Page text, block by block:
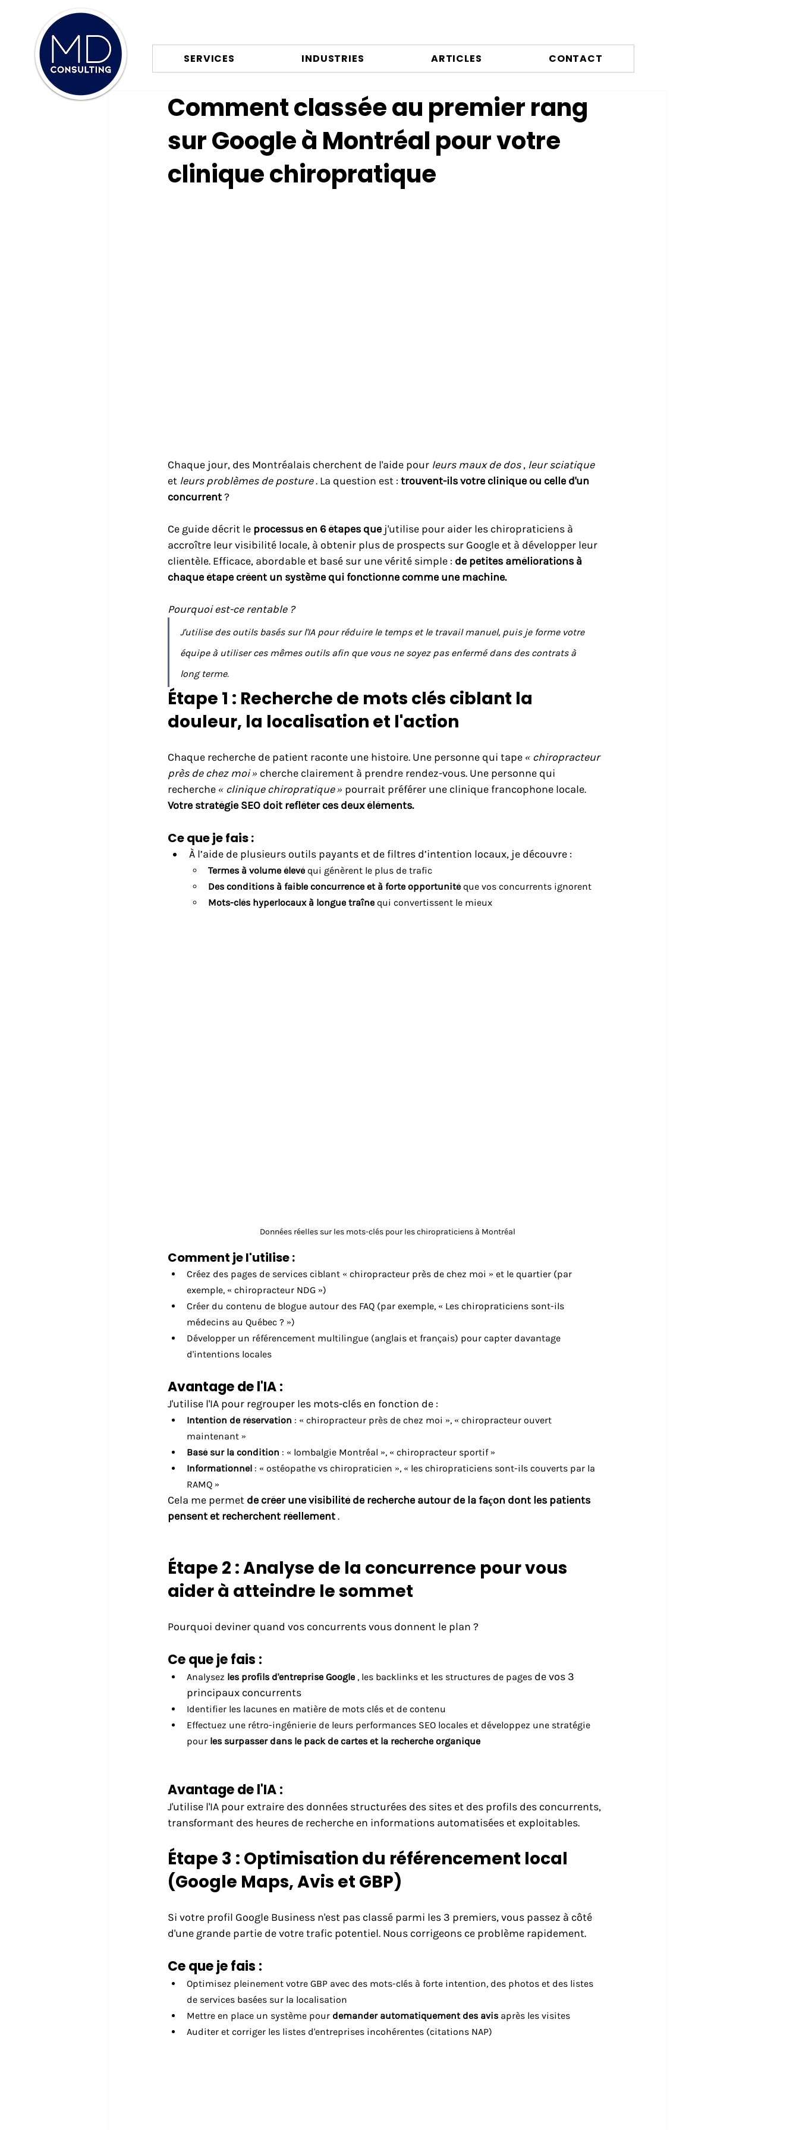
SERVICES INDUSTRIES ARTICLES CONTACT
Comment classée au premier rang
sur Google à Montréal pour votre
clinique chiropratique
Chaque jour, des Montréalais cherchent de l'aide pour leurs maux de dos , leur sciatique
et leurs problèmes de posture . La question est : trouvent-ils votre clinique ou celle d'un
concurrent ?
Ce guide décrit le processus en 6 étapes que j'utilise pour aider les chiropraticiens à
accroître leur visibilité locale, à obtenir plus de prospects sur Google et à développer leur
clientèle. Efficace, abordable et basé sur une vérité simple : de petites améliorations à
chaque étape créent un système qui fonctionne comme une machine.
Pourquoi est-ce rentable ?
J'utilise des outils basés sur l'IA pour réduire le temps et le travail manuel, puis je forme votre
équipe à utiliser ces mêmes outils afin que vous ne soyez pas enfermé dans des contrats à
long terme.
Étape 1 : Recherche de mots clés ciblant la
douleur, la localisation et l'action
Chaque recherche de patient raconte une histoire. Une personne qui tape « chiropracteur
près de chez moi » cherche clairement à prendre rendez-vous. Une personne qui
recherche « clinique chiropratique » pourrait préférer une clinique francophone locale.
Votre stratégie SEO doit refléter ces deux éléments.
Ce que je fais :
À l’aide de plusieurs outils payants et de filtres d’intention locaux, je découvre :
Termes à volume élevé qui génèrent le plus de trafic
Des conditions à faible concurrence et à forte opportunité que vos concurrents ignorent
Mots-clés hyperlocaux à longue traîne qui convertissent le mieux
Données réelles sur les mots-clés pour les chiropraticiens à Montréal
Comment je l'utilise :
Créez des pages de services ciblant « chiropracteur près de chez moi » et le quartier (par
exemple, « chiropracteur NDG »)
Créer du contenu de blogue autour des FAQ (par exemple, « Les chiropraticiens sont-ils
médecins au Québec ? »)
Développer un référencement multilingue (anglais et français) pour capter davantage
d'intentions locales
Avantage de l'IA :
J'utilise l'IA pour regrouper les mots-clés en fonction de :
Intention de réservation : « chiropracteur près de chez moi », « chiropracteur ouvert
maintenant »
Basé sur la condition : « lombalgie Montréal », « chiropracteur sportif »
Informationnel : « ostéopathe vs chiropraticien », « les chiropraticiens sont-ils couverts par la
RAMQ »
Cela me permet de créer une visibilité de recherche autour de la façon dont les patients
pensent et recherchent réellement .
Étape 2 : Analyse de la concurrence pour vous
aider à atteindre le sommet
Pourquoi deviner quand vos concurrents vous donnent le plan ?
Ce que je fais :
Analysez les profils d'entreprise Google , les backlinks et les structures de pages de vos 3
principaux concurrents
Identifier les lacunes en matière de mots clés et de contenu
Effectuez une rétro-ingénierie de leurs performances SEO locales et développez une stratégie
pour les surpasser dans le pack de cartes et la recherche organique
Avantage de l'IA :
J'utilise l'IA pour extraire des données structurées des sites et des profils des concurrents,
transformant des heures de recherche en informations automatisées et exploitables.
Étape 3 : Optimisation du référencement local
(Google Maps, Avis et GBP)
Si votre profil Google Business n'est pas classé parmi les 3 premiers, vous passez à côté
d'une grande partie de votre trafic potentiel. Nous corrigeons ce problème rapidement.
Ce que je fais :
Optimisez pleinement votre GBP avec des mots-clés à forte intention, des photos et des listes
de services basées sur la localisation
Mettre en place un système pour demander automatiquement des avis après les visites
Auditer et corriger les listes d'entreprises incohérentes (citations NAP)